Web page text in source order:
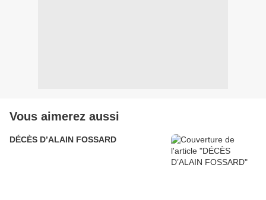
Vous aimerez aussi
DÉCÈS D’ALAIN FOSSARD